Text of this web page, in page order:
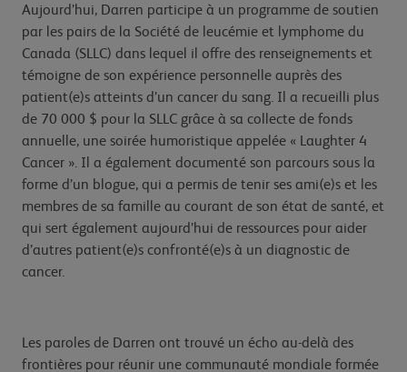
Aujourd’hui, Darren participe à un programme de soutien
par les pairs de la Société de leucémie et lymphome du
Canada (SLLC) dans lequel il offre des renseignements et
témoigne de son expérience personnelle auprès des
patient(e)s atteints d’un cancer du sang. Il a recueilli plus
de 70 000 $ pour la SLLC grâce à sa collecte de fonds
annuelle, une soirée humoristique appelée « Laughter 4
Cancer ». Il a également documenté son parcours sous la
forme d’un blogue, qui a permis de tenir ses ami(e)s et les
membres de sa famille au courant de son état de santé, et
qui sert également aujourd’hui de ressources pour aider
d’autres patient(e)s confronté(e)s à un diagnostic de
cancer.
Les paroles de Darren ont trouvé un écho au-delà des
frontières pour réunir une communauté mondiale formée